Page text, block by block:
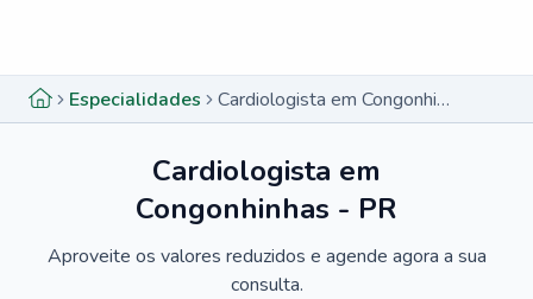
Especialidades Cardiologista em Congonhinhas - PR
Cardiologista em
Congonhinhas - PR
Aproveite os valores reduzidos e agende agora a sua
consulta.